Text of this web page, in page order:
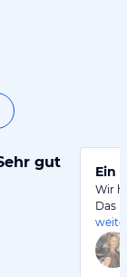
gut
Ein
Wir
Das